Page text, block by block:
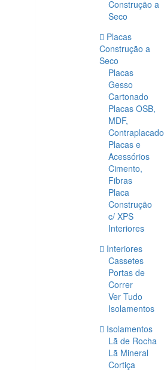
Construção a
Seco
Placas
Construção a
Seco
Placas
Gesso
Cartonado
Placas OSB,
MDF,
Contraplacado
Placas e
Acessórios
Cimento,
Fibras
Placa
Construção
c/ XPS
Interiores
Interiores
Cassetes
Portas de
Correr
Ver Tudo
Isolamentos
Isolamentos
Lã de Rocha
Lã Mineral
Cortiça